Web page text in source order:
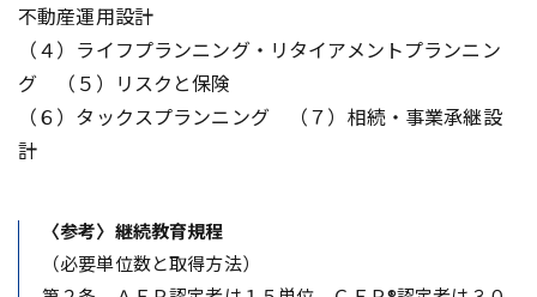
不動産運用設計
（４）ライフプランニング・リタイアメントプランニン
グ （５）リスクと保険
（６）タックスプランニング （７）相続・事業承継設
計
〈参考〉継続教育規程
（必要単位数と取得方法）